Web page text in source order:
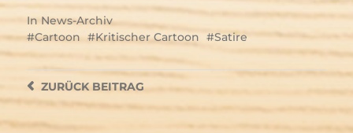
InNews-Archiv
Cartoon
Kritischer Cartoon Satire
ZURÜCKBEITRAG